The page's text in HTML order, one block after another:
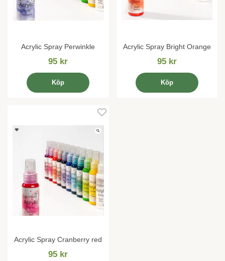
Acrylic Spray Perwinkle
95 kr
Köp
Acrylic Spray Bright Orange
95 kr
Köp
Acrylic Spray Cranberry red
95 kr